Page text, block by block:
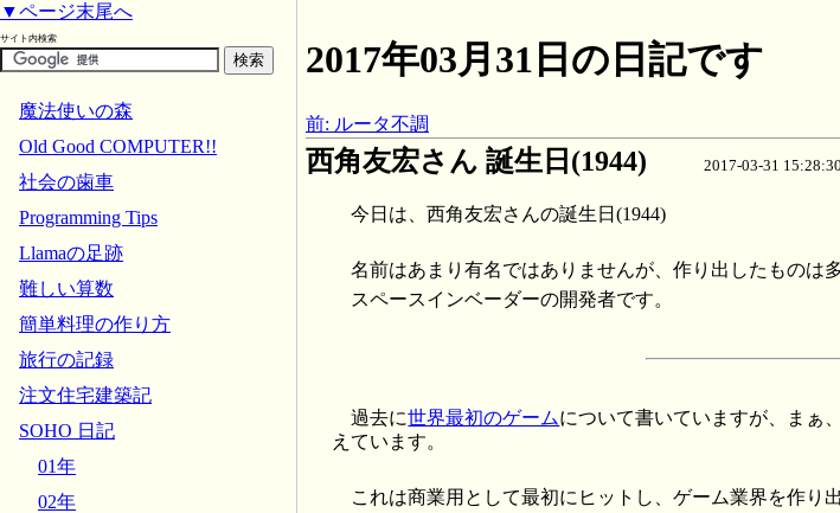
2017年03月31日の日記です
前: ルータ不調
西角友宏さん 誕生日(1944) 2017-03-31
今日は、西角友宏さんの誕生日(1944)
名前はあまり有名ではありませんが、作り出したものは
スペースインベーダーの開発者です。
過去に世界最初のゲームについて書いていますが、まぁ
えています。
これは商業用として最初にヒットし、ゲーム業界を作り
▼ページ末尾へ
サイト内検索
魔法使いの森
Old Good COMPUTER!!
社会の歯車
Programming Tips
Llamaの足跡
難しい算数
簡単料理の作り方
旅行の記録
注文住宅建築記
SOHO 日記
01年
02年